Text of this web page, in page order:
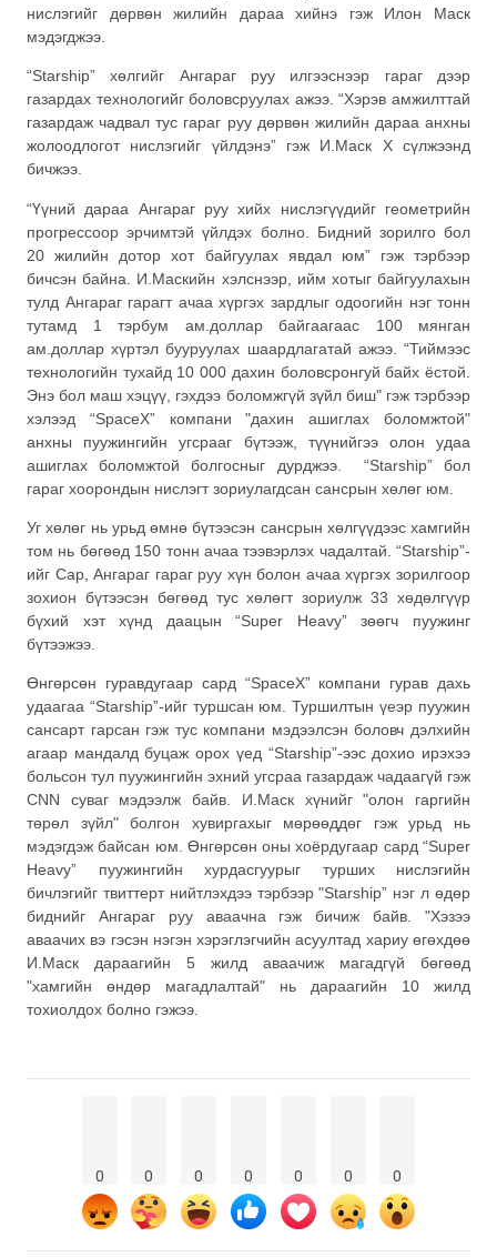
нислэгийг дөрвөн жилийн дараа хийнэ гэж Илон Маск
мэдэгджээ.
“Starship” хөлгийг Ангараг руу илгээснээр гараг дээр
газардах технологийг боловсруулах ажээ. “Хэрэв амжилттай
газардаж чадвал тус гараг руу дөрвөн жилийн дараа анхны
жолоодлогот нислэгийг үйлдэнэ” гэж И.Маск Х сүлжээнд
бичжээ.
“Үүний дараа Ангараг руу хийх нислэгүүдийг геометрийн
прогрессоор эрчимтэй үйлдэх болно. Бидний зорилго бол
20 жилийн дотор хот байгуулах явдал юм” гэж тэрбээр
бичсэн байна. И.Маскийн хэлснээр, ийм хотыг байгуулахын
тулд Ангараг гарагт ачаа хүргэх зардлыг одоогийн нэг тонн
тутамд 1 тэрбум ам.доллар байгаагаас 100 мянган
ам.доллар хүртэл бууруулах шаардлагатай ажээ. “Тиймээс
технологийн тухайд 10 000 дахин боловсронгуй байх ёстой.
Энэ бол маш хэцүү, гэхдээ боломжгүй зүйл биш" гэж тэрбээр
хэлээд “SpaceX” компани "дахин ашиглах боломжтой"
анхны пуужингийн угсрааг бүтээж, түүнийгээ олон удаа
ашиглах боломжтой болгосныг дурджээ. “Starship” бол
гараг хоорондын нислэгт зориулагдсан сансрын хөлөг юм.
Уг хөлөг нь урьд өмнө бүтээсэн сансрын хөлгүүдээс хамгийн
том нь бөгөөд 150 тонн ачаа тээвэрлэх чадалтай. “Starship”-
ийг Сар, Ангараг гараг руу хүн болон ачаа хүргэх зорилгоор
зохион бүтээсэн бөгөөд тус хөлөгт зориулж 33 хөдөлгүүр
бүхий хэт хүнд даацын “Super Heavy” зөөгч пуужинг
бүтээжээ.
Өнгөрсөн гуравдугаар сард “SpaceX” компани гурав дахь
удаагаа “Starship”-ийг туршсан юм. Туршилтын үеэр пуужин
сансарт гарсан гэж тус компани мэдээлсэн боловч дэлхийн
агаар мандалд буцаж орох үед “Starship”-ээс дохио ирэхээ
больсон тул пуужингийн эхний угсраа газардаж чадаагүй гэж
CNN суваг мэдээлж байв. И.Маск хүнийг "олон гаргийн
төрөл зүйл" болгон хувиргахыг мөрөөддөг гэж урьд нь
мэдэгдэж байсан юм. Өнгөрсөн оны хоёрдугаар сард “Super
Heavy” пуужингийн хурдасгуурыг турших нислэгийн
бичлэгийг твиттерт нийтлэхдээ тэрбээр "Starship” нэг л өдөр
биднийг Ангараг руу аваачна гэж бичиж байв. "Хэзээ
аваачих вэ гэсэн нэгэн хэрэглэгчийн асуултад хариу өгөхдөө
И.Маск дараагийн 5 жилд аваачиж магадгүй бөгөөд
"хамгийн өндөр магадлалтай" нь дараагийн 10 жилд
тохиолдох болно гэжээ.
0 0 0 0 0 0 0